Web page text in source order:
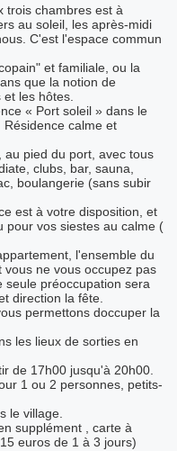
trois chambres est à
au soleil, les après-midi
C'est l'espace commun
et familiale, ou la
que la notion de
les hôtes.
« Port soleil » dans le
calme et
au pied du port, avec tous
clubs, bar, sauna,
boulangerie (sans subir
est à votre disposition, et
pour vos siestes au calme (
l'ensemble du
ne vous occupez pas
seule préoccupation sera
direction la fête.
permettons doccuper la
les lieux de sorties en
de 17h00 jusqu'à 20h00.
1 ou 2 personnes, petits-
le village.
supplément , carte à
euros de 1 à 3 jours)